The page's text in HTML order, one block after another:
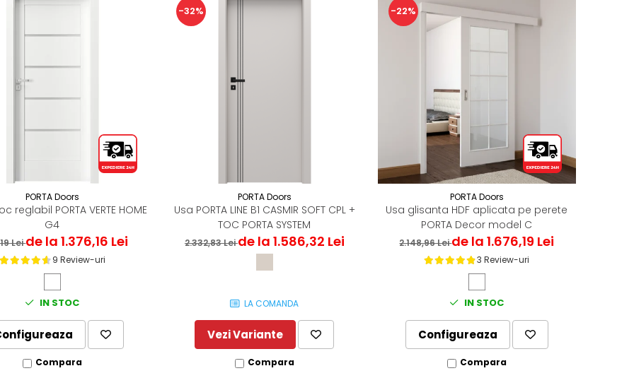
PORTA Doors
reglabil PORTA VERTE HOME
G4
Leide la 1.376,16 Lei
9 Review-uri
IN STOC
Compara
-32%
PORTA Doors
Usa PORTA LINE B1 CASMIR SOFT CPL +
TOC PORTA SYSTEM
2.332,83 Leide la 1.586,32 Lei
LA COMANDA
Vezi Variante
Compara
-22%
PORTA Doors
Usa glisanta HDF aplicata pe perete
PORTA Decor model C
2.148,96 Leide la 1.676,19 Lei
3 Review-uri
IN STOC
Configureaza
Compara